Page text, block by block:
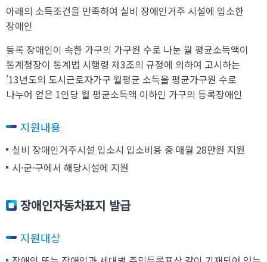
아래의 소득조건을 만족하여 실비 장애인거주 시설에 입소한
장애인
등록 장애인이 속한 가구의 가구원 수로 나눈 월 평균소득액이
통계청장이 통계법 시행령 제3조의 규정에 의하여 고시하는
’13년도의 도시근로자가구 월평균 소득을 평균가구원 수로
나누어 얻은 1인당 월 평균소득액 이하인 가구의 등록장애인
지원내용
실비 장애인거주시설 입소시 입소비용 중 매월 28만원 지원
시·군·구에서 해당시설에 지원
장애인자동차표지 발급
지원대상